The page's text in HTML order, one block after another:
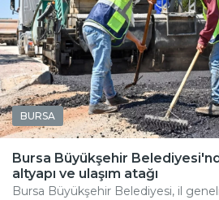
BURSA
Bursa Büyükşehir
altyapı ve ulaşım atağı
Bursa Büyükşehir Belediyesi, il